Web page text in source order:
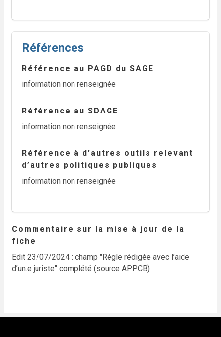
Références
Référence au PAGD du SAGE
information non renseignée
Référence au SDAGE
information non renseignée
Référence à d’autres outils relevant
d’autres politiques publiques
information non renseignée
Commentaire sur la mise à jour de la
fiche
Edit 23/07/2024 : champ "Règle rédigée avec l’aide
d’un.e juriste" complété (source APPCB)